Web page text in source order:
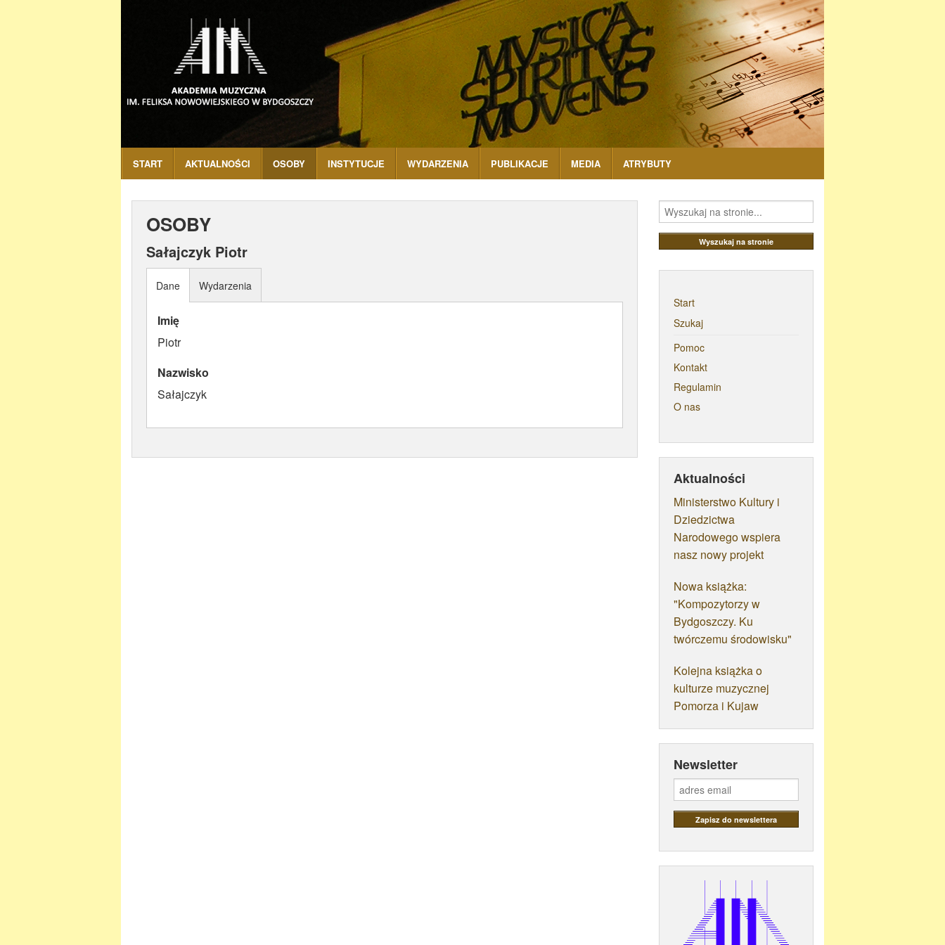
START AKTUALNOŚCI OSOBY INSTYTUCJE WYDARZENIA PUBLIKACJE MEDIA ATRYBUTY
OSOBY
Sałajczyk Piotr
Dane
Imię
Piotr
Nazwisko
Sałajczyk
Wydarzenia
Start
Szukaj
Pomoc
Kontakt
Regulamin
O nas
Aktualności
Ministerstwo Kultury i
Dziedzictwa
Narodowego wspiera
nasz nowy projekt
Nowa książka:
"Kompozytorzy w
Bydgoszczy. Ku
twórczemu środowisku"
Kolejna książka o
kulturze muzycznej
Pomorza i Kujaw
Newsletter